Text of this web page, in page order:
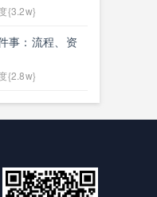
{3.2w}
事：流程、资
{2.8w}